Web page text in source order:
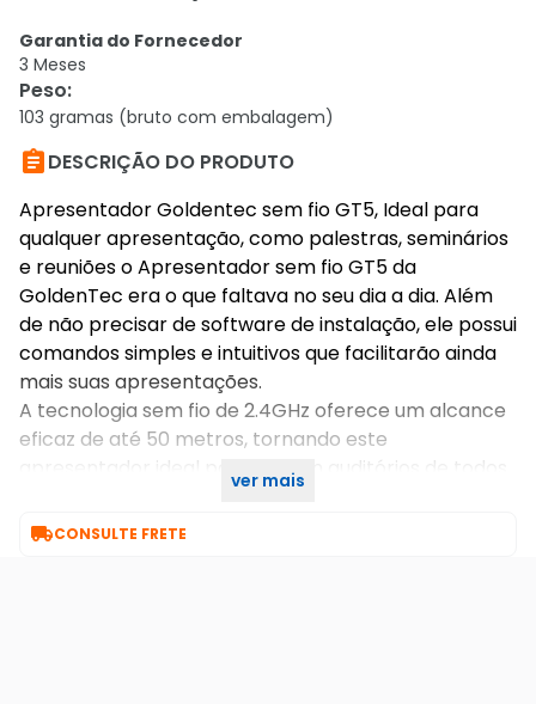
Garantia do Fornecedor
3 Meses
Peso:
103 gramas (bruto com embalagem)
DESCRIÇÃO DO PRODUTO
Apresentador Goldentec sem fio GT5, Ideal para
qualquer apresentação, como palestras, seminários
e reuniões o Apresentador sem fio GT5 da
GoldenTec era o que faltava no seu dia a dia. Além
de não precisar de software de instalação, ele possui
comandos simples e intuitivos que facilitarão ainda
mais suas apresentações.
A tecnologia sem fio de 2.4GHz oferece um alcance
eficaz de até 50 metros, tornando este
apresentador ideal para uso em auditórios de todos
ver mais
CONSULTE FRETE